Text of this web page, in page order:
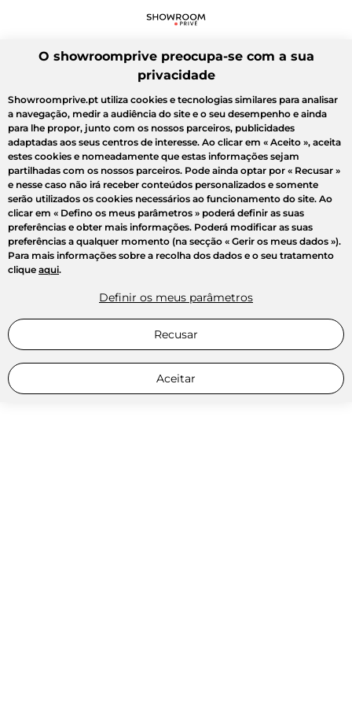
O showroomprive preocupa-se com a sua
privacidade
Showroomprive.pt utiliza cookies e tecnologias similares para analisar
a navegação, medir a audiência do site e o seu desempenho e ainda
para lhe propor, junto com os nossos parceiros, publicidades
adaptadas aos seus centros de interesse. Ao clicar em « Aceito », aceita
estes cookies e nomeadamente que estas informações sejam
partilhadas com os nossos parceiros. Pode ainda optar por « Recusar »
e nesse caso não irá receber conteúdos personalizados e somente
serão utilizados os cookies necessários ao funcionamento do site. Ao
clicar em « Defino os meus parâmetros » poderá definir as suas
preferências e obter mais informações. Poderá modificar as suas
preferências a qualquer momento (na secção « Gerir os meus dados »).
Para mais informações sobre a recolha dos dados e o seu tratamento
clique aqui.
Definir os meus parâmetros
Recusar
Aceitar